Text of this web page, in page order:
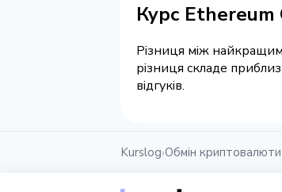
Курс Ethereum
Різниця між
різниця складе
відгуків.
Kurslog›Обмін криптовалюти